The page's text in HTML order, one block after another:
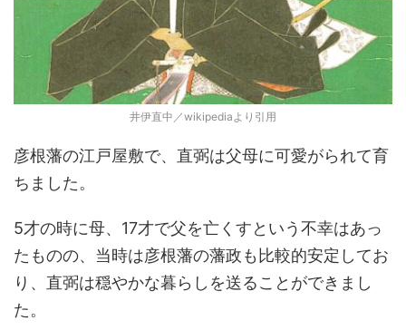
井伊直中／wikipediaより引用
彦根藩の江戸屋敷で、直弼は父母に可愛がられて育
ちました。
5才の時に母、17才で父を亡くすという不幸はあっ
たものの、当時は彦根藩の藩政も比較的安定してお
り、直弼は穏やかな暮らしを送ることができまし
た。